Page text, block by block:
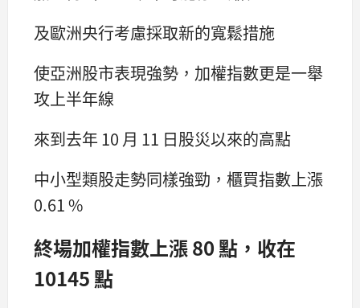
及歐洲央行考慮採取新的寬鬆措施
使亞洲股市表現強勢，加權指數更是一舉
攻上半年線
來到去年 10 月 11 日股災以來的高點
中小型類股走勢同樣強勁，櫃買指數上漲
0.61 %
終場加權指數上漲 80 點，收在
10145 點